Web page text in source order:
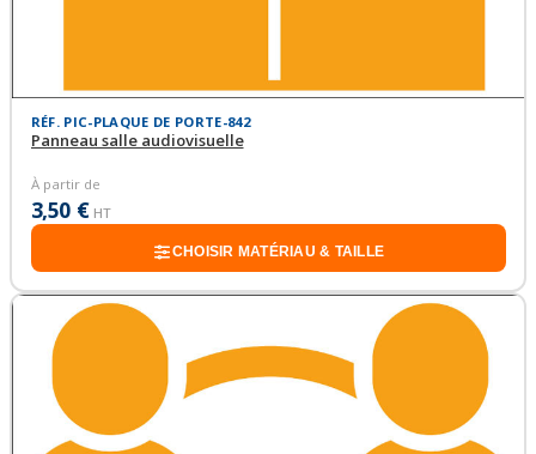
RÉF. PIC-PLAQUE DE PORTE-842
Panneau salle audiovisuelle
À partir de
3,50 € HT
CHOISIR MATÉRIAU & TAILLE